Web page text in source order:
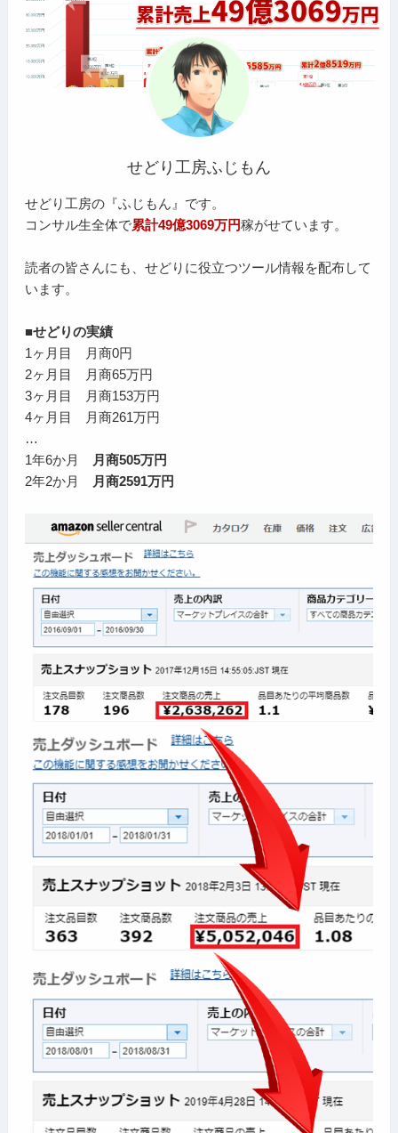
せどり工房ふじもん
せどり工房の『ふじもん』です。
コンサル生全体で累計49億3069万円稼がせています。
読者の皆さんにも、せどりに役立つツール情報を配布して
います。
■せどりの実績
1ヶ月目 月商0円
2ヶ月目 月商65万円
3ヶ月目 月商153万円
4ヶ月目 月商261万円
…
1年6か月
月商505万円
2年2か月
月商2591万円